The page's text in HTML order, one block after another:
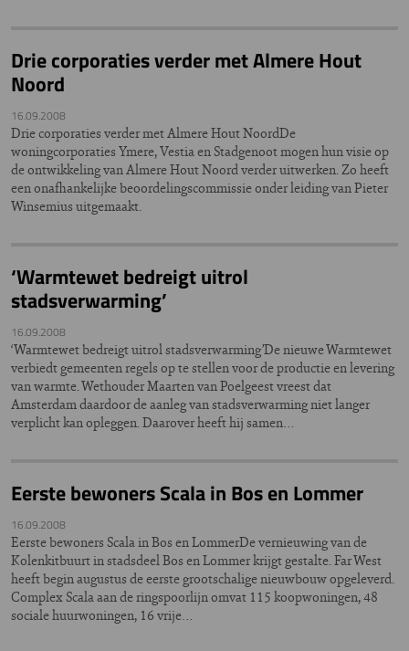
Drie corporaties verder met Almere Hout
Noord
16.09.2008
Drie corporaties verder met Almere Hout NoordDe
woningcorporaties Ymere, Vestia en Stadgenoot mogen hun visie op
de ontwikkeling van Almere Hout Noord verder uitwerken. Zo heeft
een onafhankelijke beoordelingscommissie onder leiding van Pieter
Winsemius uitgemaakt.
‘Warmtewet bedreigt uitrol
stadsverwarming’
16.09.2008
‘Warmtewet bedreigt uitrol stadsverwarming’De nieuwe Warmtewet
verbiedt gemeenten regels op te stellen voor de productie en levering
van warmte. Wethouder Maarten van Poelgeest vreest dat
Amsterdam daardoor de aanleg van stadsverwarming niet langer
verplicht kan opleggen. Daarover heeft hij samen…
Eerste bewoners Scala in Bos en Lommer
16.09.2008
Eerste bewoners Scala in Bos en LommerDe vernieuwing van de
Kolenkitbuurt in stadsdeel Bos en Lommer krijgt gestalte. Far West
heeft begin augustus de eerste grootschalige nieuwbouw opgeleverd.
Complex Scala aan de ringspoorlijn omvat 115 koopwoningen, 48
sociale huurwoningen, 16 vrije…